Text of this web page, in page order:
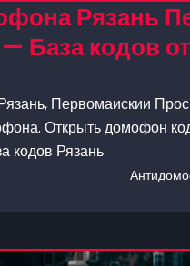
Рязань
— База кодов
Первомаискии
Открыть домофон
кодов Рязань